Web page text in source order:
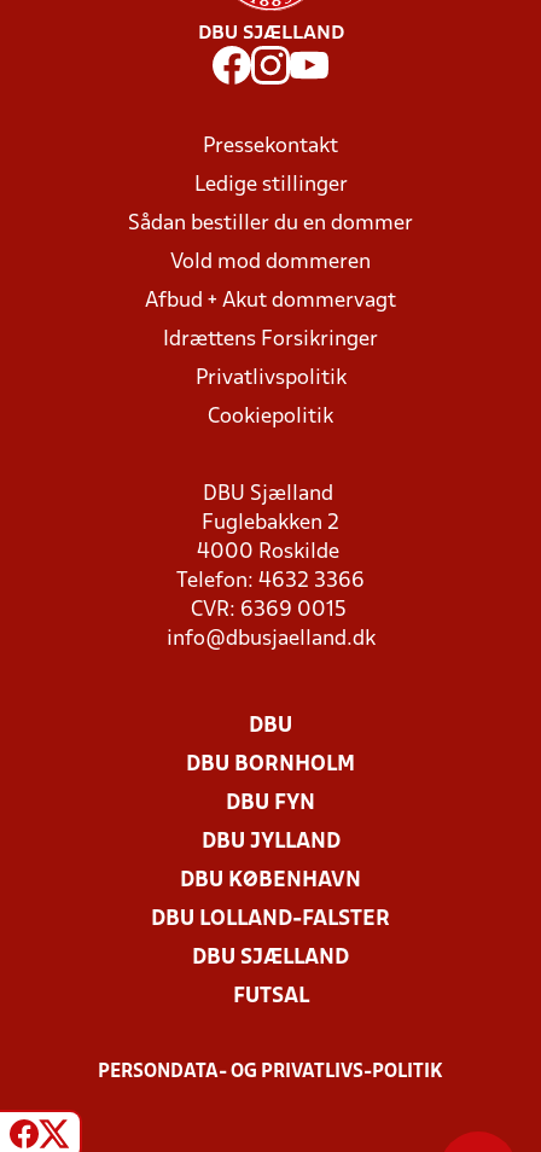
DBU SJÆLLAND
Pressekontakt
Ledige stillinger
Sådan bestiller du en dommer
Vold mod dommeren
Afbud + Akut dommervagt
Idrættens Forsikringer
Privatlivspolitik
Cookiepolitik
DBU Sjælland
Fuglebakken 2
4000 Roskilde
Telefon: 4632 3366
CVR: 6369 0015
info@dbusjaelland.dk
DBU
DBU BORNHOLM
DBU FYN
DBU JYLLAND
DBU KØBENHAVN
DBU LOLLAND-FALSTER
DBU SJÆLLAND
FUTSAL
PERSONDATA- OG PRIVATLIVS-POLITIK